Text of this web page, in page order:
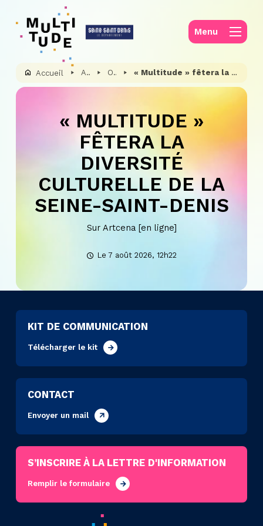
Menu
Accueil Actualités On parle de nous « Multitude » fêtera la diversité culturelle de la Seine-Saint-Denis
« MULTITUDE »
FÊTERA LA
DIVERSITÉ
CULTURELLE DE LA
SEINE-SAINT-DENIS
Sur Artcena [en ligne]
Le 7 août 2026, 12h22
KIT DE COMMUNICATION
Télécharger le kit
CONTACT
Envoyer un mail
S’INSCRIRE À LA LETTRE D'INFORMATION
Remplir le formulaire
Panneau de gestion des cookies